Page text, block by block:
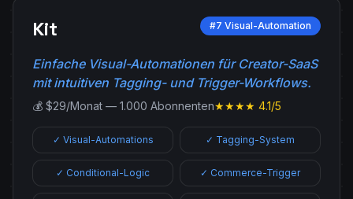
Kit #7 Visual-Automation
Einfache Visual-Automationen für Creator-SaaS
mit intuitiven Tagging- und Trigger-Workflows.
💰 $29/Monat — 1.000 Abonnenten★★★★ 4.1/5
✓ Visual-Automations ✓ Tagging-System
✓ Conditional-Logic ✓ Commerce-Trigger